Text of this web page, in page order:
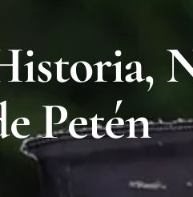
Petén